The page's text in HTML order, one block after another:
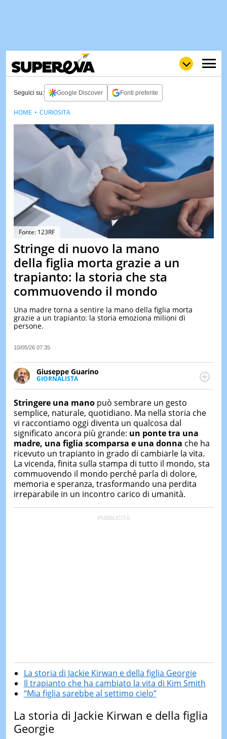
LOLGULP
LOVE
WOW
POP
NEWS
STORIE
VIDEO
& TV
QUIZ
&
TEST
IERI
Seguici su: Google Discover Fonti preferite
Fonte: 123RF
Stringe di nuovo la mano
della figlia morta grazie a un
trapianto: la storia che sta
commuovendo il mondo
Una madre torna a sentire la mano della figlia morta
grazie a un trapianto: la storia emoziona milioni di
persone.
10/05/26 07:35
Giuseppe Guarino
GIORNALISTA
Ph(D) in Diritto Comparato e processi di
particolare sulla Storia contemporanea di America
Latina e Spagna. Collabora con numerose testate ed
è presidente dell'Associazione Culturale "La
Biblioteca del Sannio".
HOME CURIOSITÀ
Stringere una manopuò sembrare un gesto
semplice, naturale, quotidiano. Ma nella storia che
vi raccontiamo oggi diventa un qualcosa dal
significato ancora più grande: un ponte tra una
madre, una figlia scomparsa e una donna che ha
ricevuto un trapianto in grado di cambiarle la vita.
La vicenda, finita sulla stampa di tutto il mondo, sta
commuovendo il mondo perché parla di dolore,
memoria e speranza, trasformando una perdita
irreparabile in un incontro carico di umanità.
La storia di Jackie Kirwan e della figlia Georgie
Il trapianto che ha cambiato la vita di Kim Smith
“Mia figlia sarebbe al settimo cielo”
La storia di Jackie Kirwan e della figlia
Georgie